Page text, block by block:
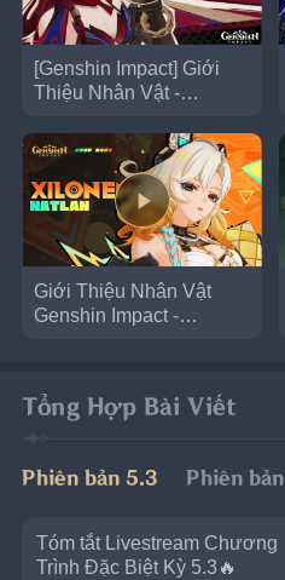
[Genshin Impact] Giới
Thiệu Nhân Vật -
Giải
Giới Thiệu Nhân Vật
Genshin Impact -
Tổng Hợp Bài Viết
Phiên bản 5.3 Phiên
Tóm tắt Livestream Chương
Trình Đặc Biệt Kỳ 5.3🔥